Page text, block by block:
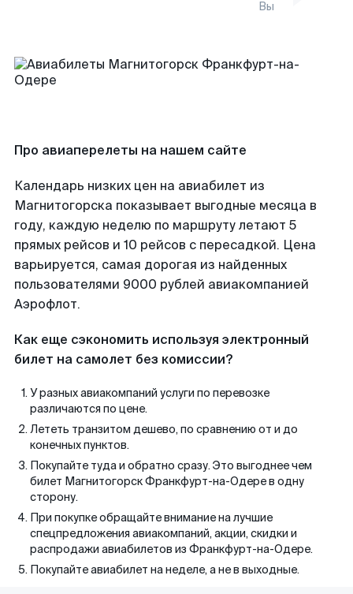
Вы
Про авиаперелеты на нашем сайте
Календарь низких цен на авиабилет из
Магнитогорска показывает выгодные месяца в
году, каждую неделю по маршруту летают 5
прямых рейсов и 10 рейсов с пересадкой. Цена
варьируется, самая дорогая из найденных
пользователями 9000 рублей авиакомпанией
Аэрофлот.
Как еще сэкономить используя электронный
билет на самолет без комиссии?
У разных авиакомпаний услуги по перевозке
различаются по цене.
Лететь транзитом дешево, по сравнению от и до
конечных пунктов.
Покупайте туда и обратно сразу. Это выгоднее чем
билет Магнитогорск Франкфурт-на-Одере в одну
сторону.
При покупке обращайте внимание на лучшие
спецпредложения авиакомпаний, акции, скидки и
распродажи авиабилетов из Франкфурт-на-Одере.
Покупайте авиабилет на неделе, а не в выходные.